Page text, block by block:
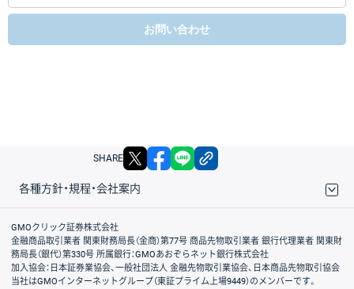
お問い合わせ
SHARE X facebook
各種方針・規程・会社案内
取引規程・約款
サイトマップ
その他のご案内
個人情報保護方針
最良執行方針
サイトのご利用について
ディスクレイマー
信託保全
リスク説明
会社案内
GMOクリック証券株式会社
金融商品取引業者 関東財務局長（金商）第77号 商品先物取引業者 銀行代理業者 関東財
務局長（銀代）第330号 所属銀行：GMOあおぞらネット銀行株式会社
加入協会：日本証券業協会、一般社団法人 金融先物取引業協会、日本商品先物取引協会
当社はGMOインターネットグループ（東証プライム上場9449）のメンバーです。